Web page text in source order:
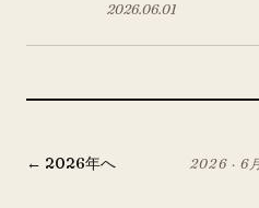
2026.06.01
← 2026年へ 2026 · 6